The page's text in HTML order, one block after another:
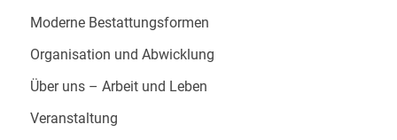
Moderne Bestattungsformen
Organisation und Abwicklung
Über uns – Arbeit und Leben
Veranstaltung